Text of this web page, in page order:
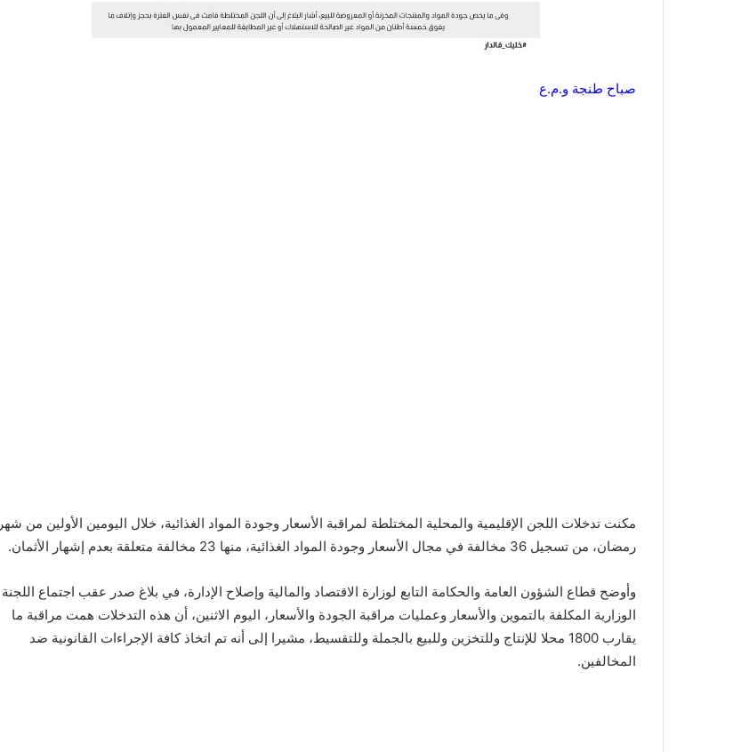
صباح طنجة و.م.ع
مكنت تدخلات اللجن الإقليمية والمحلية المختلطة لمراقبة الأسعار وجودة المواد الغذائية، خلال اليومين الأولين من شهر
رمضان، من تسجيل 36 مخالفة في مجال الأسعار وجودة المواد الغذائية، منها 23 مخالفة متعلقة بعدم إشهار الأثمان.
وأوضح قطاع الشؤون العامة والحكامة التابع لوزارة الاقتصاد والمالية وإصلاح الإدارة، في بلاغ صدر عقب اجتماع اللجنة
الوزارية المكلفة بالتموين والأسعار وعمليات مراقبة الجودة والأسعار، اليوم الاثنين، أن هذه التدخلات همت مراقبة ما
يقارب 1800 محلا للإنتاج وللتخزين وللبيع بالجملة وللتقسيط، مشيرا إلى أنه تم اتخاذ كافة الإجراءات القانونية ضد
المخالفين.